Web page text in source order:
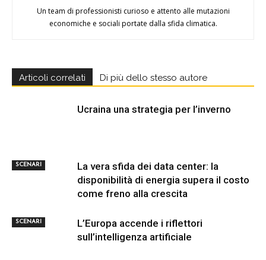
Un team di professionisti curioso e attento alle mutazioni
economiche e sociali portate dalla sfida climatica.
Articoli correlati Di più dello stesso autore
SCENARI
Ucraina una strategia per l’inverno
SCENARI
La vera sfida dei data center: la
disponibilità di energia supera il costo
come freno alla crescita
L’Europa accende i riflettori
sull’intelligenza artificiale